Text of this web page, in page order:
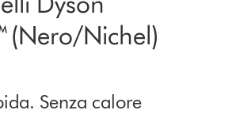
(Nero/Nichel)
Senza calore